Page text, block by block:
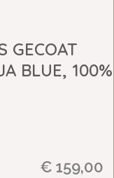
GECOAT
BLUE, 100%
€ 159,00